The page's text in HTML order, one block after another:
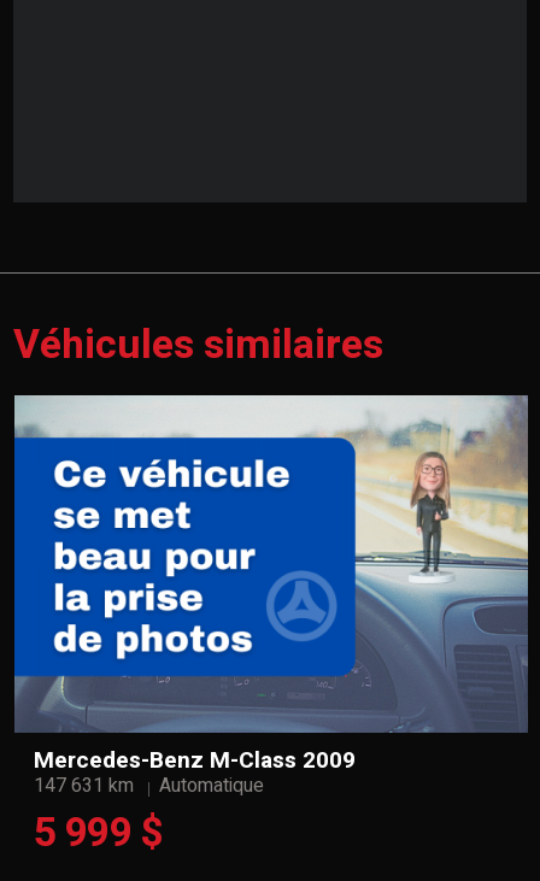
Véhicules similaires
Mercedes-Benz M-Class 2009
147 631 km Automatique
5 999 $